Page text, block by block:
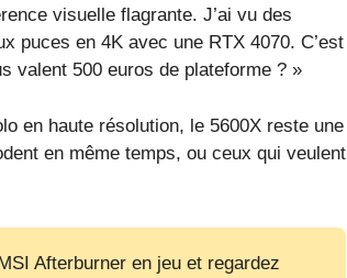
visuelle flagrante. J’ai vu des
puces en 4K avec une RTX 4070. C’est
valent 500 euros de plateforme ? »
en haute résolution, le 5600X reste une
en même temps, ou ceux qui veulent
Afterburner en jeu et regardez